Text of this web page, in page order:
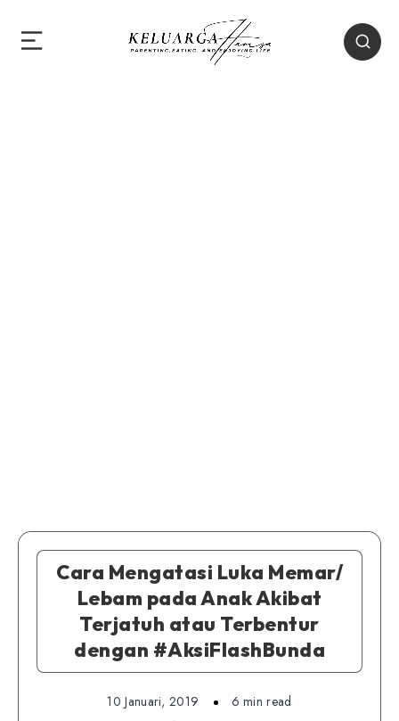
Cara Mengatasi Luka Memar/
Lebam pada Anak Akibat
Terjatuh atau Terbentur
dengan #AksiFlashBunda
10 Januari, 2019
6 min read